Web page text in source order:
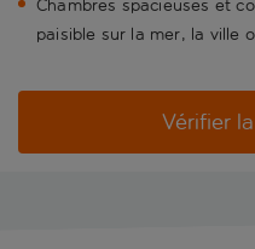
Chambres spacieuses et
paisible sur la mer, la ville
Vérifier